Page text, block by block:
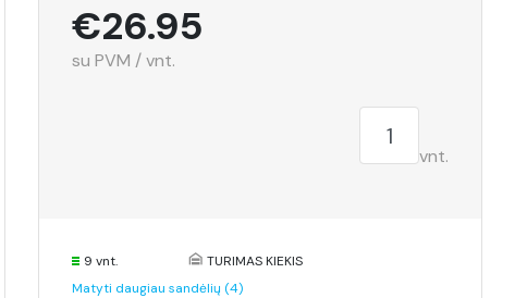
€26.95
su PVM / vnt.
vnt.
9 vnt.
TURIMAS KIEKIS
Matyti daugiau sandėlių (4)